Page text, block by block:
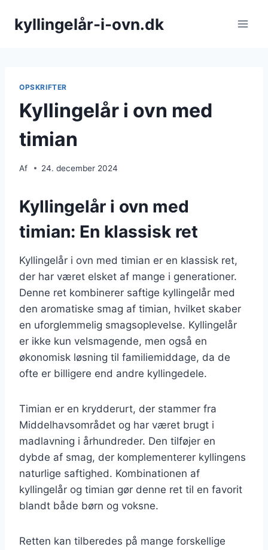
kyllingelår-i-ovn.dk
OPSKRIFTER
Kyllingelår i ovn med
timian
Af 24. december 2024
Kyllingelår i ovn med
timian: En klassisk ret
Kyllingelår i ovn med timian er en klassisk ret,
der har været elsket af mange i generationer.
Denne ret kombinerer saftige kyllingelår med
den aromatiske smag af timian, hvilket skaber
en uforglemmelig smagsoplevelse. Kyllingelår
er ikke kun velsmagende, men også en
økonomisk løsning til familiemiddage, da de
ofte er billigere end andre kyllingedele.
Timian er en krydderurt, der stammer fra
Middelhavsområdet og har været brugt i
madlavning i århundreder. Den tilføjer en
dybde af smag, der komplementerer kyllingens
naturlige saftighed. Kombinationen af
kyllingelår og timian gør denne ret til en favorit
blandt både børn og voksne.
Retten kan tilberedes på mange forskellige